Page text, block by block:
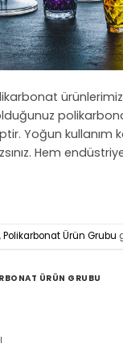
Yoğun
Hem
,Polikarbonat Ürün Grubu
ÜRÜN GRUBU